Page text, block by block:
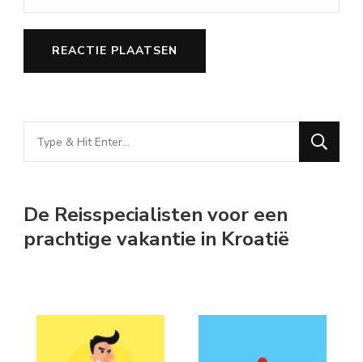
Looking
for
De Reisspecialisten voor een
prachtige vakantie in Kroatië